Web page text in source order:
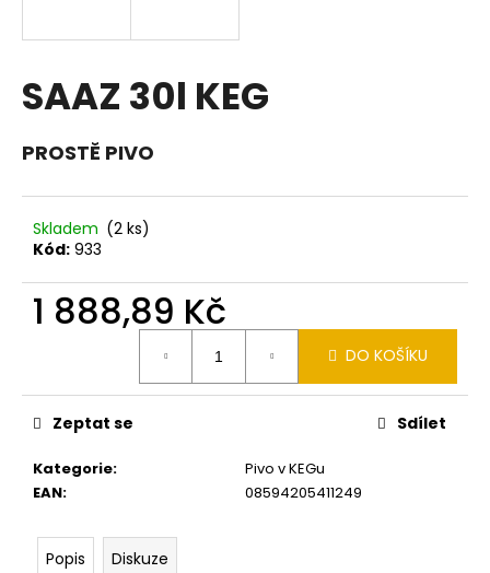
SAAZ 30l KEG
PROSTĚ PIVO
Skladem (2 ks)
Kód: 933
1 888,89 Kč
DO KOŠÍKU
Kategorie:
Pivo v KEGu
EAN: 08594205411249
Zeptat se Sdílet
Popis Diskuze
í
t
?
p
o
u
č